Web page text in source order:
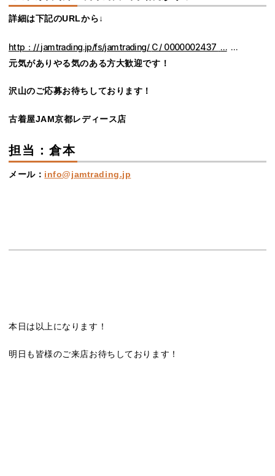
詳細は下記のURLから↓
http：//jamtrading.jp/fs/jamtrading/ C / 0000002437 ……
元気がありやる気のある方大歓迎です！
沢山のご応募お待ちしております！
古着屋JAM京都レディース店
担当：倉本
メール： info@jamtrading.jp
本日は以上になります！
明日も皆様のご来店お待ちしております！